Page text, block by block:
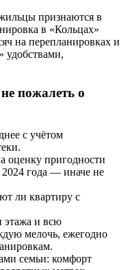
признаются в
в «Кольцах»
на перепланировках и
удобствами,
пожалеть о
с учётом
оценку пригодности
года — иначе не
ли квартиру с
этажа и всю
мелочь, ежегодно
семьи: комфорт